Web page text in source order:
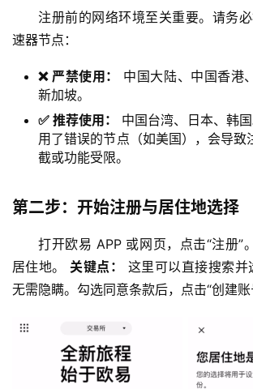
注册前的网络环境至关重要。请务
速器节点：
❌ 严禁使用：
中国大陆、中国香港
新加坡。
✅ 推荐使用：
中国台湾、日本、韩国
用了错误的节点（如美国），会导致
截或功能受限。
第二步：开始注册与居住地选择
打开欧易 APP 或网页，点击“注册”
居住地。 关键点：
这里可以直接搜索并
无需隐瞒。勾选同意条款后，点击“创建账